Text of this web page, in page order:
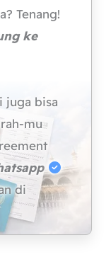
Tenang!
ke
juga bisa
mu
di